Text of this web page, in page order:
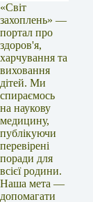
«Світ
захоплень» —
портал про
здоров'я,
харчування та
виховання
дітей. Ми
спираємось
на наукову
медицину,
публікуючи
перевірені
поради для
всієї родини.
Наша мета —
допомагати